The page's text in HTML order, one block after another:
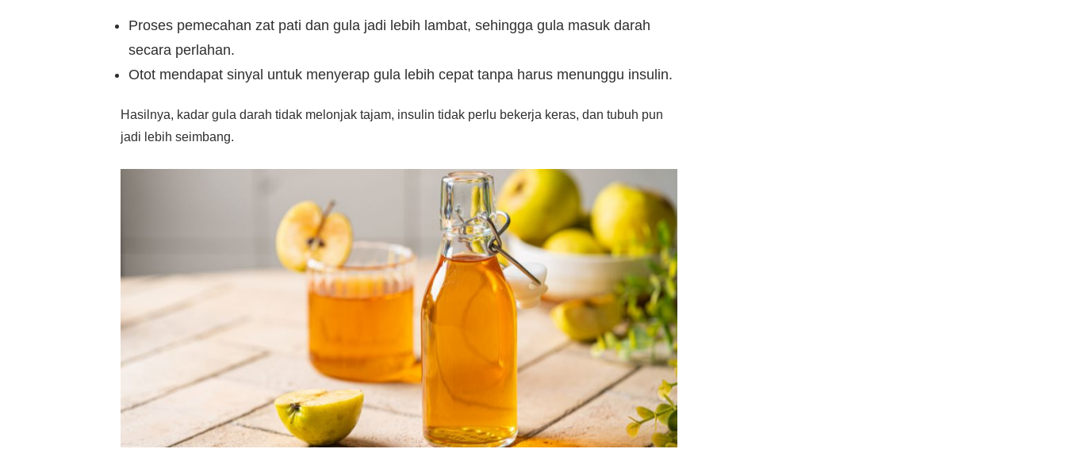
Proses pemecahan zat pati dan gula jadi lebih lambat, sehingga gula masuk darah
secara perlahan.
Otot mendapat sinyal untuk menyerap gula lebih cepat tanpa harus menunggu insulin.
Hasilnya, kadar gula darah tidak melonjak tajam, insulin tidak perlu bekerja keras, dan tubuh pun
jadi lebih seimbang.